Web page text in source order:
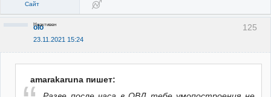
Сайт
125
olo
23.11.2021 15:24
Неактивен
amarakaruna пишет: